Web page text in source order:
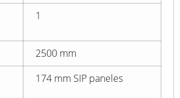
1
2500 mm
174 mm SIP paneles